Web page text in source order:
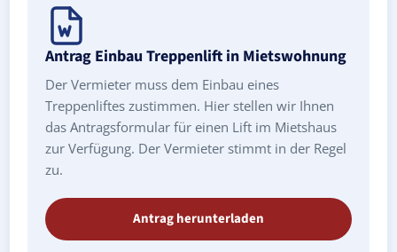
Antrag Einbau Treppenlift in Mietswohnung
Der Vermieter muss dem Einbau eines
Treppenliftes zustimmen. Hier stellen wir Ihnen
das Antragsformular für einen Lift im Mietshaus
zur Verfügung. Der Vermieter stimmt in der Regel
zu.
Antrag herunterladen